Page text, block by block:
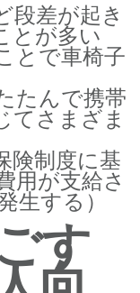
段差が起き
とが多い
とで車椅子
たんで携帯
てさまざま
険制度に基
用が支給さ
生する）
す